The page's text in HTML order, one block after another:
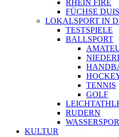
RHEIN FIRE
FÜCHSE
LOKALSPORT IN
TESTSPIELE
BALLSPORT
TENNIS
GOLF
RUDERN
KULTUR